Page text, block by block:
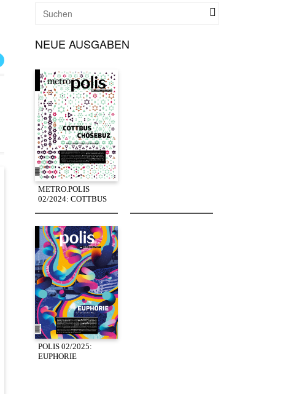
NEUE AUSGABEN
METRO.POLIS
02/2024: COTTBUS
POLIS 02/2025:
EUPHORIE